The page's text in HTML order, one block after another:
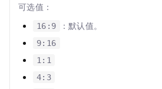
可选值：
16:9 ：默认值。
9:16
1:1
4:3